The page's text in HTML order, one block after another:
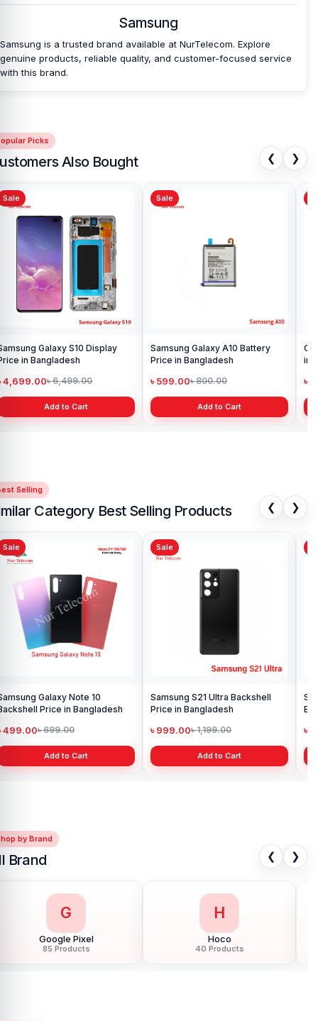
Samsung
Samsung is a trusted brand available at NurTelecom. Explore
genuine products, reliable quality, and customer-focused service
with this brand.
Picks
Also Bought ❮ ❯
Sale
Galaxy S10 Display
in Bangladesh
4,699.00৳ 6,499.00
Add to Cart
Sale
Samsung Galaxy A10 Battery
Price in Bangladesh
৳ 599.00৳ 800.00
Add to Cart
in
৳
Selling
Category Best Selling Products ❮ ❯
Sale
Galaxy Note 10
Price in Bangladesh
499.00৳ 699.00
Add to Cart
Sale
Samsung S21 Ultra Backshell
Price in Bangladesh
৳ 999.00৳ 1,199.00
Add to Cart
৳
by Brand
Brand ❮ ❯
G
Google Pixel
85 Products
H
Hoco
40 Products